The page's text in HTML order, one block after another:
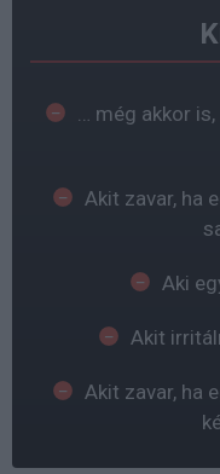
… még akkor
Akit zavar, ha
Aki
Akit
Akit zavar, ha